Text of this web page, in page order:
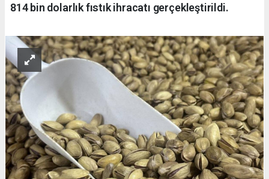
814 bin dolarlık fıstık ihracatı gerçekleştirildi.